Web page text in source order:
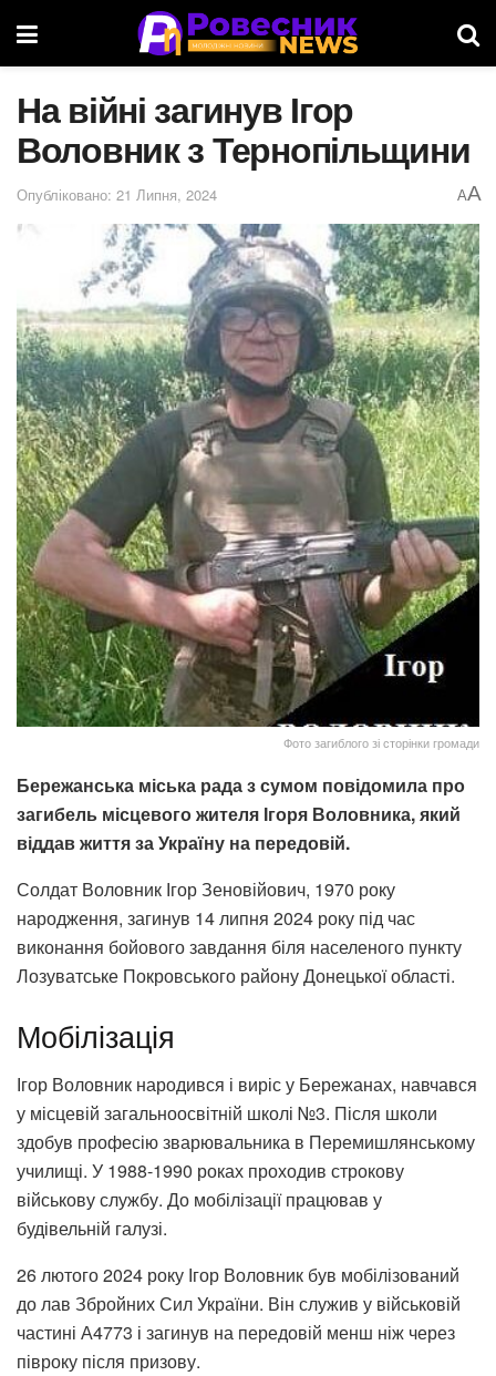
На війні загинув Ігор
Воловник з Тернопільщини
Опубліковано: 21 Липня, 2024 AA
Фото загиблого зі сторінки громади
Бережанська міська рада з сумом повідомила про
загибель місцевого жителя Ігоря Воловника, який
віддав життя за Україну на передовій.
Солдат Воловник Ігор Зеновійович, 1970 року
народження, загинув 14 липня 2024 року під час
виконання бойового завдання біля населеного пункту
Лозуватське Покровського району Донецької області.
Мобілізація
Ігор Воловник народився і виріс у Бережанах, навчався
у місцевій загальноосвітній школі №3. Після школи
здобув професію зварювальника в Перемишлянському
училищі. У 1988-1990 роках проходив строкову
військову службу. До мобілізації працював у
будівельній галузі.
26 лютого 2024 року Ігор Воловник був мобілізований
до лав Збройних Сил України. Він служив у військовій
частині А4773 і загинув на передовій менш ніж через
півроку після призову.